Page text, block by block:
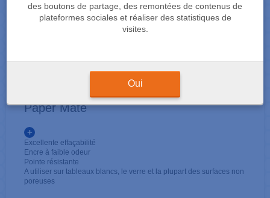
des boutons de partage, des remontées de contenus de
plateformes sociales et réaliser des statistiques de
visites.
Oui
Marqueur effaçable à sec
Paper Mate
+
Excellente effaçabilité
Encre à faible odeur
Pointe résistante
A utiliser sur tableaux blancs, le verre et la plupart des surfaces non
poreuses